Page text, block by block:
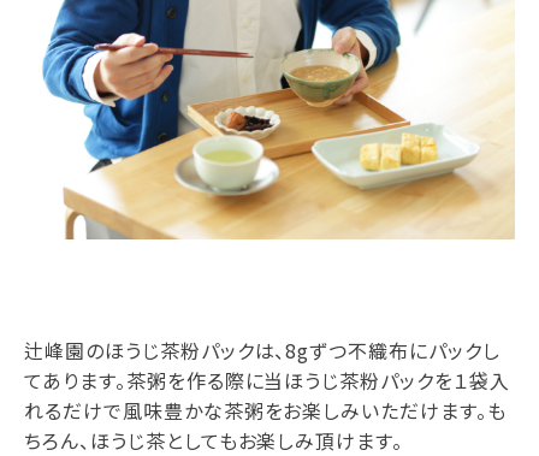
辻峰園のほうじ茶粉パックは、8gずつ不織布にパックし
てあります。茶粥を作る際に当ほうじ茶粉パックを１袋入
れるだけで風味豊かな茶粥をお楽しみいただけます。も
ちろん、ほうじ茶としてもお楽しみ頂けます。